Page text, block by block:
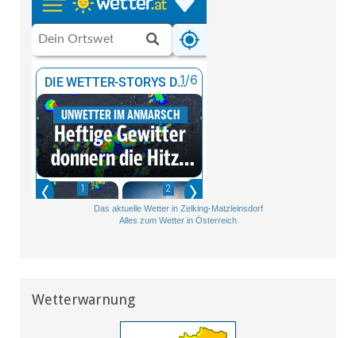
Das aktuelle Wetter in Zelking-Matzleinsdorf
Alles zum Wetter in Österreich
Wetterwarnung